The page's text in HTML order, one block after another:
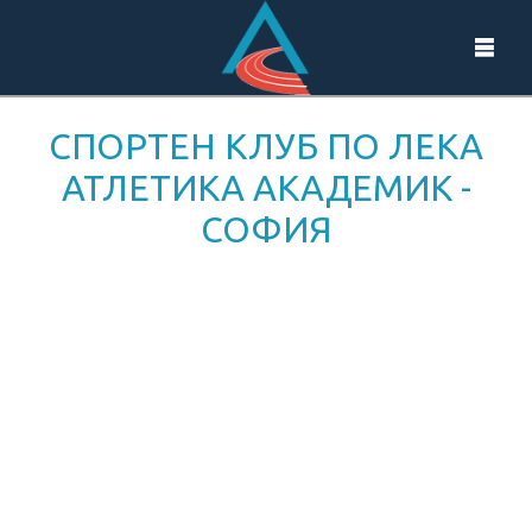
СПОРТЕН КЛУБ ПО ЛЕКА
АТЛЕТИКА АКАДЕМИК -
СОФИЯ